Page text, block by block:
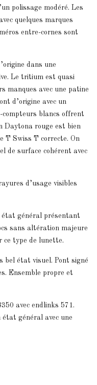
polissage modéré. Les
quelques marques
entre-cornes sont
dans une
Le tritium est quasi
manques avec une patine
d’origine avec un
blancs offrent
Daytona rouge est bien
T Swiss T correcte. On
de surface cohérent avec
d’usage visibles
général présentant
sans altération majeure
ce type de lunette.
bel état visuel. Pont signé
Ensemble propre et
avec endlinks 571.
état général avec une